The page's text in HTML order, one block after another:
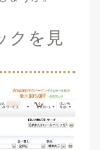
クを見